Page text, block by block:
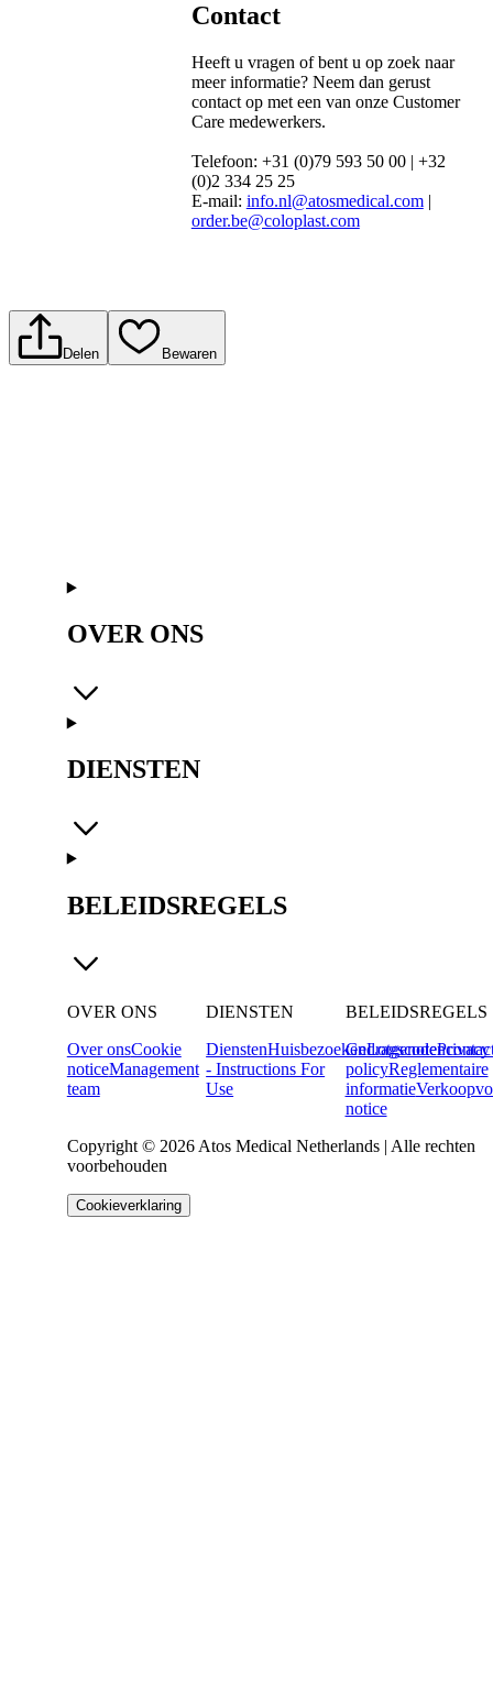
Contact
Heeft u vragen of bent u op zoek naar
meer informatie? Neem dan gerust
contact op met een van onze Customer
Care medewerkers.
Telefoon: +31 (0)79 593 50 00 | +32
(0)2 334 25 25
E-mail: info.nl@atosmedical.com|
order.be@coloplast.com
Delen Bewaren
OVER ONS
DIENSTEN
BELEIDSREGELS
OVER ONS
Over onsCookie
noticeManagement
team
DIENSTEN
DienstenHuisbezoeken
- Instructions For
Use
BELEIDSREGELS
GedragscodePrivacy
policyReglementaire
informatie
notice
Copyright © 2026 Atos Medical Netherlands | Alle rechten
voorbehouden
Cookieverklaring